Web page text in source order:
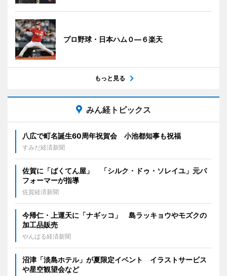
プロ野球・日本ハム０―６楽天
もっと見る
みん経トピックス
八広で町名誕生60周年祝賀会 小池都知事も祝福
すみだ経済新聞
佐賀に「ばくてん屋」 「シルク・ドゥ・ソレイユ」元パ
フォーマーが指導
佐賀経済新聞
今帰仁・上運天に「ナギッコ」 島ラッキョウやモズクの
加工品販売
やんばる経済新聞
沼津「淡島ホテル」が夏限定イベント イラストサービス
や星空観望会など